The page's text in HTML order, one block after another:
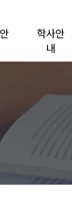
학사안
내